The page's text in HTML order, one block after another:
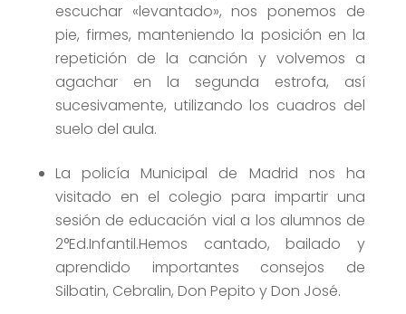
escuchar «levantado», nos ponemos de
pie, firmes, manteniendo la posición en la
repetición de la canción y volvemos a
agachar en la segunda estrofa, así
sucesivamente, utilizando los cuadros del
suelo del aula.
La policía Municipal de Madrid nos ha
visitado en el colegio para impartir una
sesión de educación vial a los alumnos de
2°Ed.Infantil.Hemos cantado, bailado y
aprendido importantes consejos de
Silbatin, Cebralin, Don Pepito y Don José.